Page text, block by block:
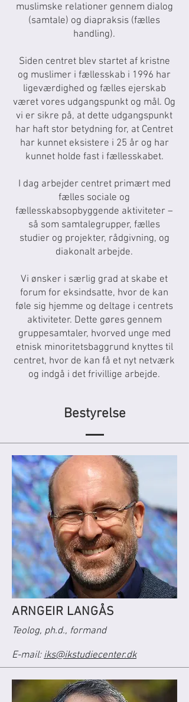
muslimske relationer gennem dialog
(samtale) og diapraksis (fælles
handling).
Siden centret blev startet af kristne
og muslimer i fællesskab i 1996 har
ligeværdighed og fælles ejerskab
været vores udgangspunkt og mål. Og
vi er sikre på, at dette udgangspunkt
har haft stor betydning for, at Centret
har kunnet eksistere i 25 år og har
kunnet holde fast i fællesskabet.
I dag arbejder centret primært med
fælles sociale og
fællesskabsopbyggende aktiviteter –
så som samtalegrupper, fælles
studier og projekter, rådgivning, og
diakonalt arbejde.
Vi ønsker i særlig grad at skabe et
forum for eksindsatte, hvor de kan
føle sig hjemme og deltage i centrets
aktiviteter. Dette gøres gennem
gruppesamtaler, hvorved unge med
etnisk minoritetsbaggrund knyttes til
centret, hvor de kan få et nyt netværk
og indgå i det frivillige arbejde.
Bestyrelse
ARNGEIR LANGÅS
Teolog, ph.d., formand
E-mail:iks@ikstudiecenter.dk